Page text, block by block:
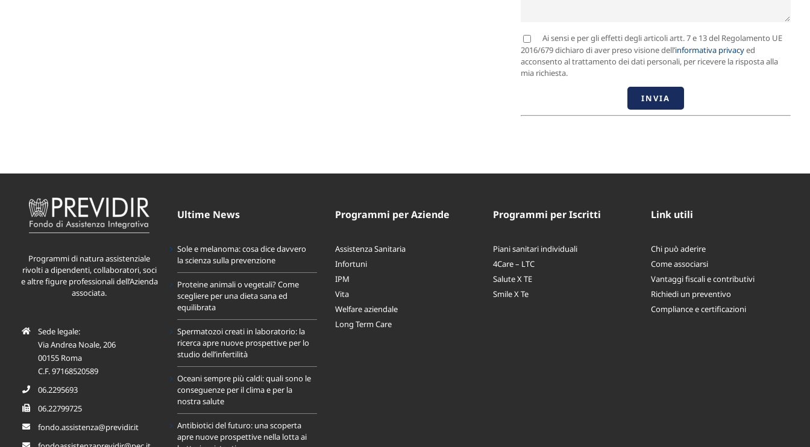
Ai sensi e per gli effetti degli articoli artt. 7 e 13 del Regolamento UE
2016/679 dichiaro di aver preso visione dell’informativa privacyed
acconsento al trattamento dei dati personali, per ricevere la risposta alla
mia richiesta.
Programmi di natura assistenziale
rivolti a dipendenti, collaboratori, soci
e altre figure professionali dell’Azienda
associata.
Sede legale:
Via Andrea Noale, 206
00155 Roma
C.F. 97168520589
06.2295693
06.22799725
fondo.assistenza@previdir.it
Ultime News
Sole e melanoma: cosa dice davvero
la scienza sulla prevenzione
Proteine animali o vegetali? Come
scegliere per una dieta sana ed
equilibrata
Spermatozoi creati in laboratorio: la
ricerca apre nuove prospettive per lo
studio dell’infertilità
Oceani sempre più caldi: quali sono le
conseguenze per il clima e per la
nostra salute
Antibiotici del futuro: una scoperta
apre nuove prospettive nella lotta ai
Programmi per Aziende
Assistenza Sanitaria
Infortuni
IPM
Vita
Welfare aziendale
Long Term Care
Programmi per Iscritti
Piani sanitari individuali
4Care – LTC
Salute X TE
Smile X Te
Link utili
Chi può aderire
Come associarsi
Vantaggi fiscali e contributivi
Richiedi un preventivo
Compliance e certificazioni